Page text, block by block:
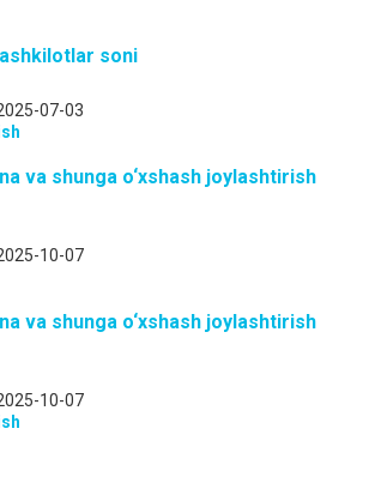
soni
07-03
va shunga o‘xshash joylashtirish
10-07
va shunga o‘xshash joylashtirish
10-07